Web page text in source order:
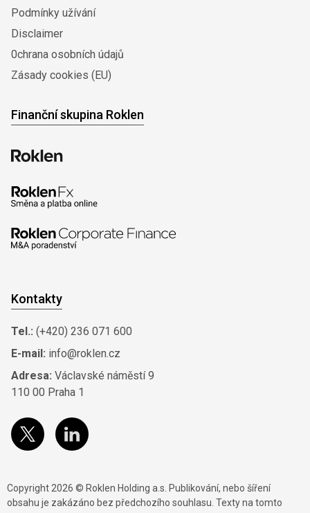
Podmínky užívání
Disclaimer
0chrana osobních údajů
Zásady cookies (EU)
Finanční skupina Roklen
Kontakty
Tel.: (+420) 236 071 600
E-mail: info@roklen.cz
Adresa: Václavské náměstí 9
110 00 Praha 1
Copyright 2026 © Roklen Holding a.s. Publikování, nebo šíření
obsahu je zakázáno bez předchozího souhlasu. Texty na tomto